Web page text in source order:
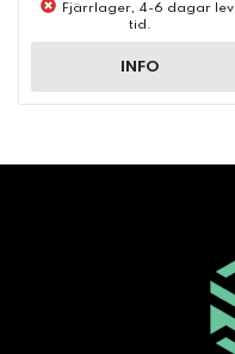
Fjärrlager, 4-6 dagar
tid.
INFO